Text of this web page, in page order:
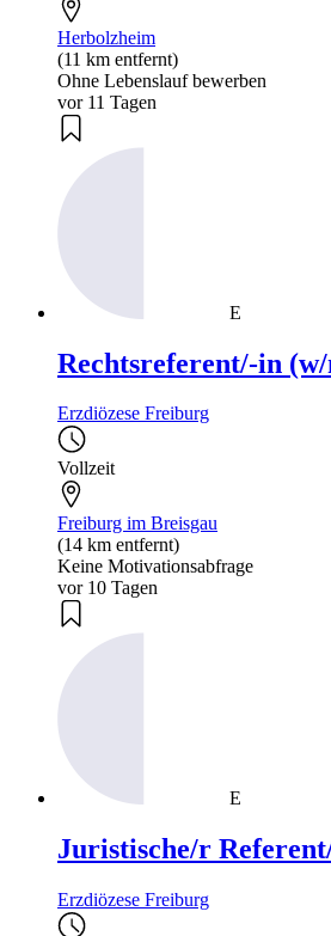
Herbolzheim
(11 km entfernt)
Ohne Lebenslauf bewerben
vor 11 Tagen
E
Rechtsreferent/-in
Erzdiözese Freiburg
Vollzeit
Freiburg im Breisgau
(14 km entfernt)
Keine Motivationsabfrage
vor 10 Tagen
E
Juristische/r
Erzdiözese Freiburg